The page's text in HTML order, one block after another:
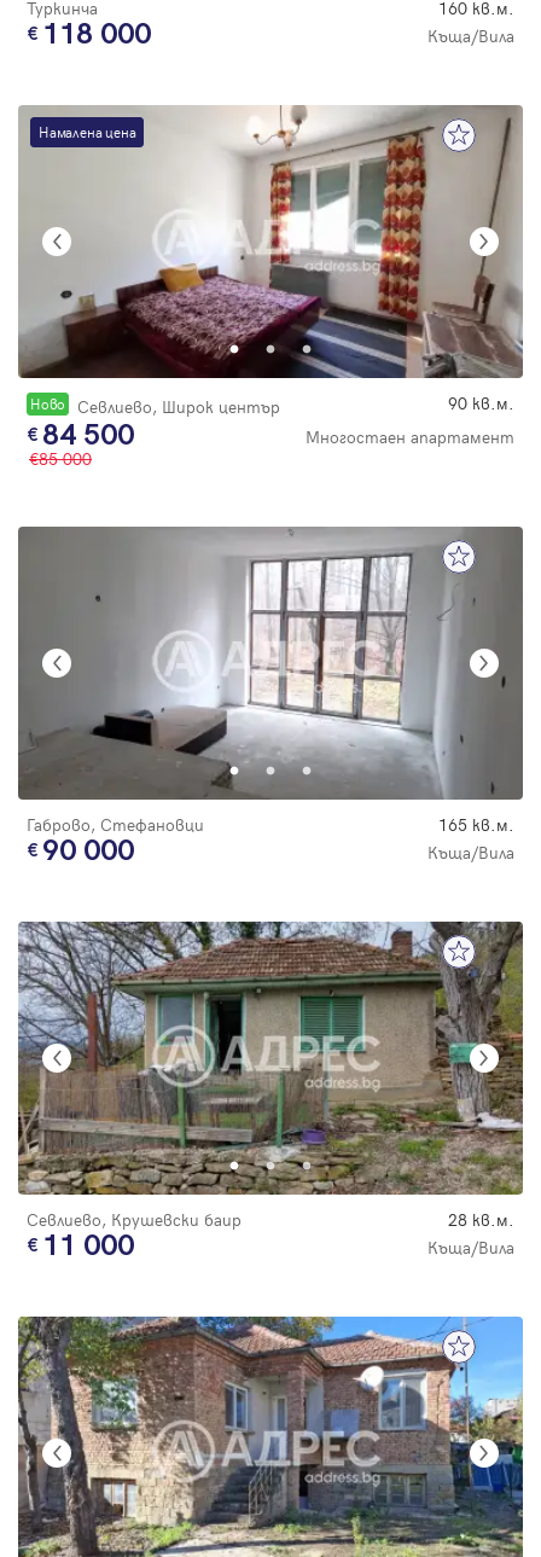
Туркинча 160 кв.м.
118 000 Къща/Вила
Намалена цена
Новo Севлиево, Широк център 90 кв.м.
84 500
Многостаен апартамент
85 000
Габрово, Стефановци 165 кв.м.
90 000 Къща/Вила
Севлиево, Крушевски баир 28 кв.м.
11 000 Къща/Вила